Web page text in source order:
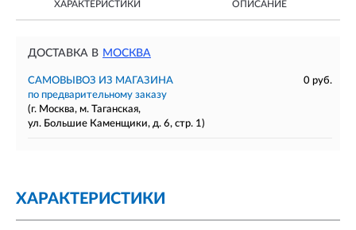
ХАРАКТЕРИСТИКИ ОПИСАНИЕ
ДОСТАВКА В МОСКВА
САМОВЫВОЗ ИЗ МАГАЗИНА
0 руб.
по предварительному заказу
(г. Москва, м. Таганская,
ул. Большие Каменщики, д. 6, стр. 1)
ХАРАКТЕРИСТИКИ